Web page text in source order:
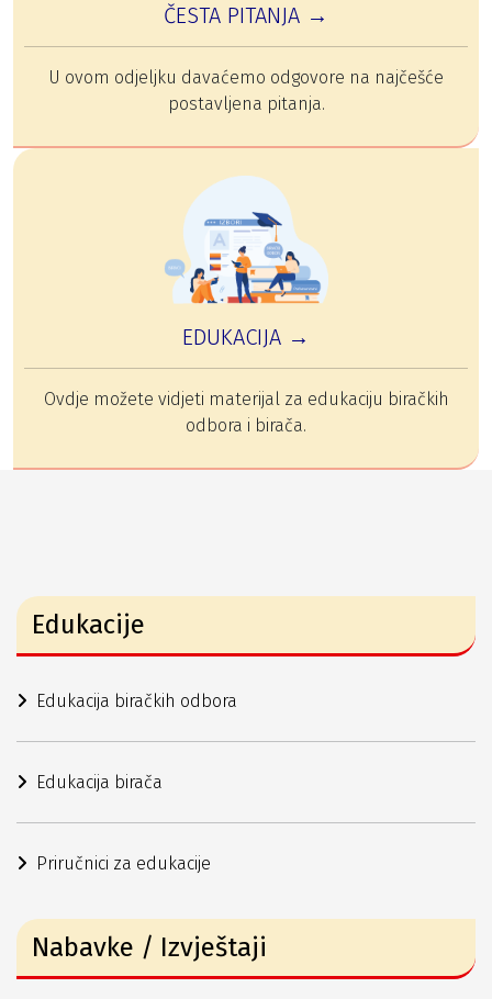
ČESTA PITANJA →
U ovom odjeljku davaćemo odgovore na najčešće
postavljena pitanja.
EDUKACIJA →
Ovdje možete vidjeti materijal za edukaciju biračkih
odbora i birača.
Edukacije
Edukacija biračkih odbora
Edukacija birača
Priručnici za edukacije
Nabavke / Izvještaji